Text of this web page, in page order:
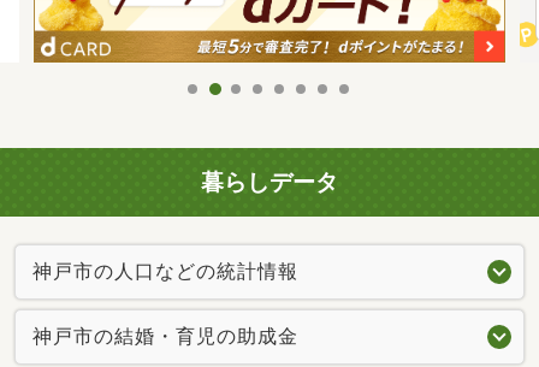
暮らしデータ
神戸市の人口などの統計情報
神戸市の結婚・育児の助成金